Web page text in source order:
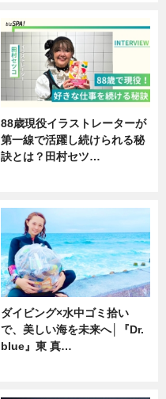
88歳現役イラストレーターが
第一線で活躍し続けられる秘
訣とは？田村セツ…
ダイビング×水中ゴミ拾い
で、美しい海を未来へ│『Dr.
blue』東 真…